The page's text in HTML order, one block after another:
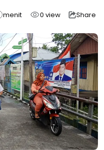
menit 0 view Share